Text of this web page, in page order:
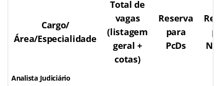
Cargo/
Área/Especialidade
Total de
vagas
(listagem
geral +
cotas)
Reserva
para
PcDs
Analista Judiciário